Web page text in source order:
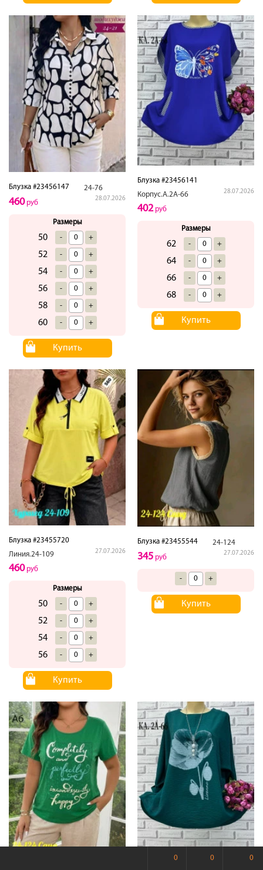
Блузка #23456147 24-76
28.07.2026
460руб
Размеры
50 - +
52 - +
54 - +
56 - +
58 - +
60 - +
Купить
Блузка #23456141
Корпус.А.2А-66
28.07.2026
402руб
Размеры
62 - +
64 - +
66 - +
68 - +
Купить
Блузка #23455720
Линия.24-109
27.07.2026
460руб
Размеры
50 - +
52 - +
54 - +
56 - +
Купить
Блузка #23455544 24-124
27.07.2026
345 руб
- +
Купить
Блузка #23454875
0 0 0